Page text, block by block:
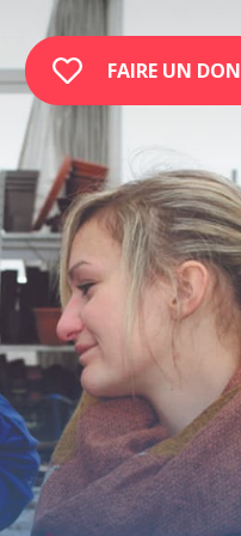
FAIRE UN DON